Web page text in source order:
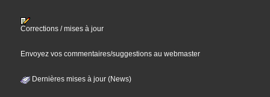
Corrections / mises à jour
Envoyez vos commentaires/suggestions au webmaster
Dernières mises à jour (News)